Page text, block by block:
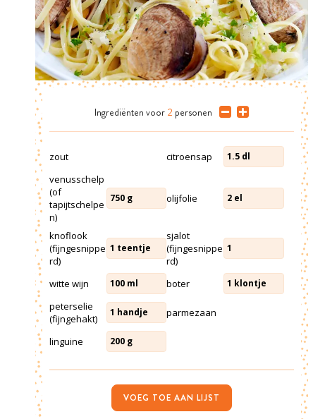
Ingrediënten voor 2 personen
zout citroensap 1.5 dl
venusschelp
(of
tapijtschelpe
n)
750 g olijfolie 2 el
knoflook
(fijngesnippe
rd)
1 teentje
sjalot
(fijngesnippe
rd)
1
witte wijn 100 ml boter 1 klontje
peterselie
(fijngehakt)
1 handje parmezaan
linguine 200 g
VOEG TOE AAN LIJST